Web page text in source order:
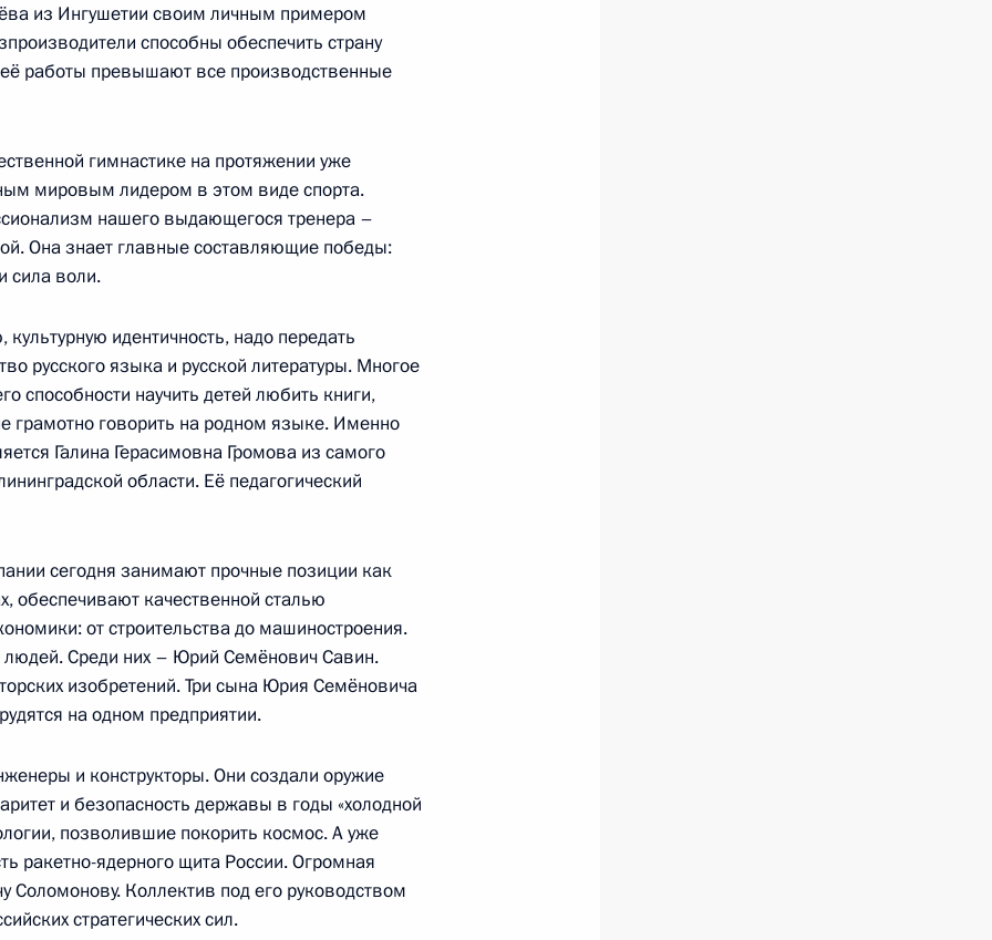
Ново-Огарёво
5
Ново-Огарёво
и местных СМИ
18
за Берлин. Подвиг
менеджмента СПбГУ
группе по Украине
из Ингушетии своим личным примером
способны обеспечить страну
работы превышают все производственные
гимнастике на протяжении уже
мировым лидером в этом виде спорта.
нашего выдающегося тренера –
Она знает главные составляющие победы:
сила воли.
идентичность, надо передать
русского языка и русской литературы. Многое
способности научить детей любить книги,
грамотно говорить на родном языке. Именно
Галина Герасимовна Громова из самого
области. Её педагогический
сегодня занимают прочные позиции как
обеспечивают качественной сталью
от строительства до машиностроения.
людей. Среди них – Юрий Семёнович Савин.
изобретений. Три сына Юрия Семёновича
на одном предприятии.
и конструкторы. Они создали оружие
и безопасность державы в годы «холодной
позволившие покорить космос. А уже
ракетно-ядерного щита России. Огромная
Коллектив под его руководством
стратегических сил.